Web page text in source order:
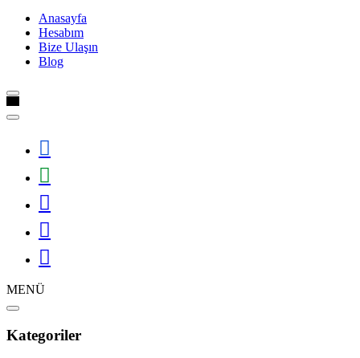
Anasayfa
Hesabım
Bize Ulaşın
Blog
MENÜ
Kategoriler